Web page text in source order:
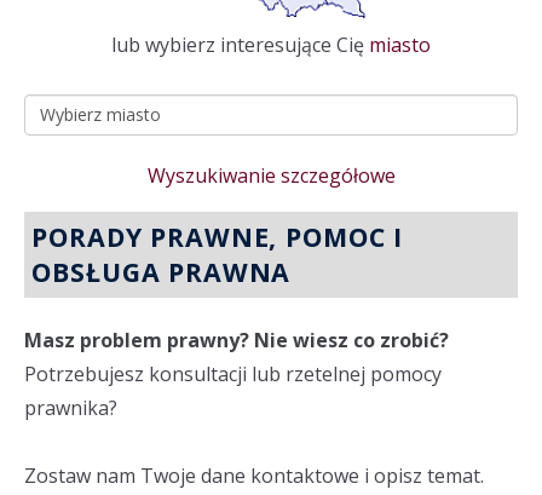
lub wybierz interesujące Cię miasto
Wyszukiwanie szczegółowe
PORADY PRAWNE, POMOC I
OBSŁUGA PRAWNA
Masz problem prawny? Nie wiesz co zrobić?
Potrzebujesz konsultacji lub rzetelnej pomocy
prawnika?
Zostaw nam Twoje dane kontaktowe i opisz temat.